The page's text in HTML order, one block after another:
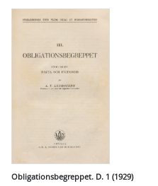
Obligationsbegreppet. D. 1 (1929)